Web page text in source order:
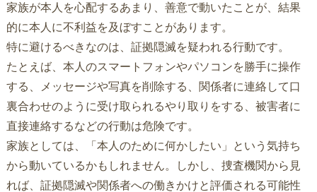
家族が本人を心配するあまり、善意で動いたことが、結果
的に本人に不利益を及ぼすことがあります。
特に避けるべきなのは、証拠隠滅を疑われる行動です。
たとえば、本人のスマートフォンやパソコンを勝手に操作
する、メッセージや写真を削除する、関係者に連絡して口
裏合わせのように受け取られるやり取りをする、被害者に
直接連絡するなどの行動は危険です。
家族としては、「本人のために何かしたい」という気持ち
から動いているかもしれません。しかし、捜査機関から見
れば、証拠隠滅や関係者への働きかけと評価される可能性